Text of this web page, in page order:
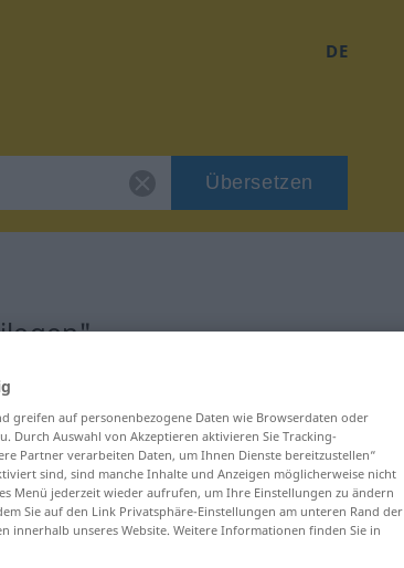
DE
Übersetzen
greifen auf personenbezogene Daten wie Browserdaten oder
Durch Auswahl von Akzeptieren aktivieren Sie Tracking-
Partner verarbeiten Daten, um Ihnen Dienste bereitzustellen“
sind, sind manche Inhalte und Anzeigen möglicherweise nicht
Menü jederzeit wieder aufrufen, um Ihre Einstellungen zu ändern
Sie auf den Link Privatsphäre-Einstellungen am unteren Rand der
innerhalb unseres Website. Weitere Informationen finden Sie in